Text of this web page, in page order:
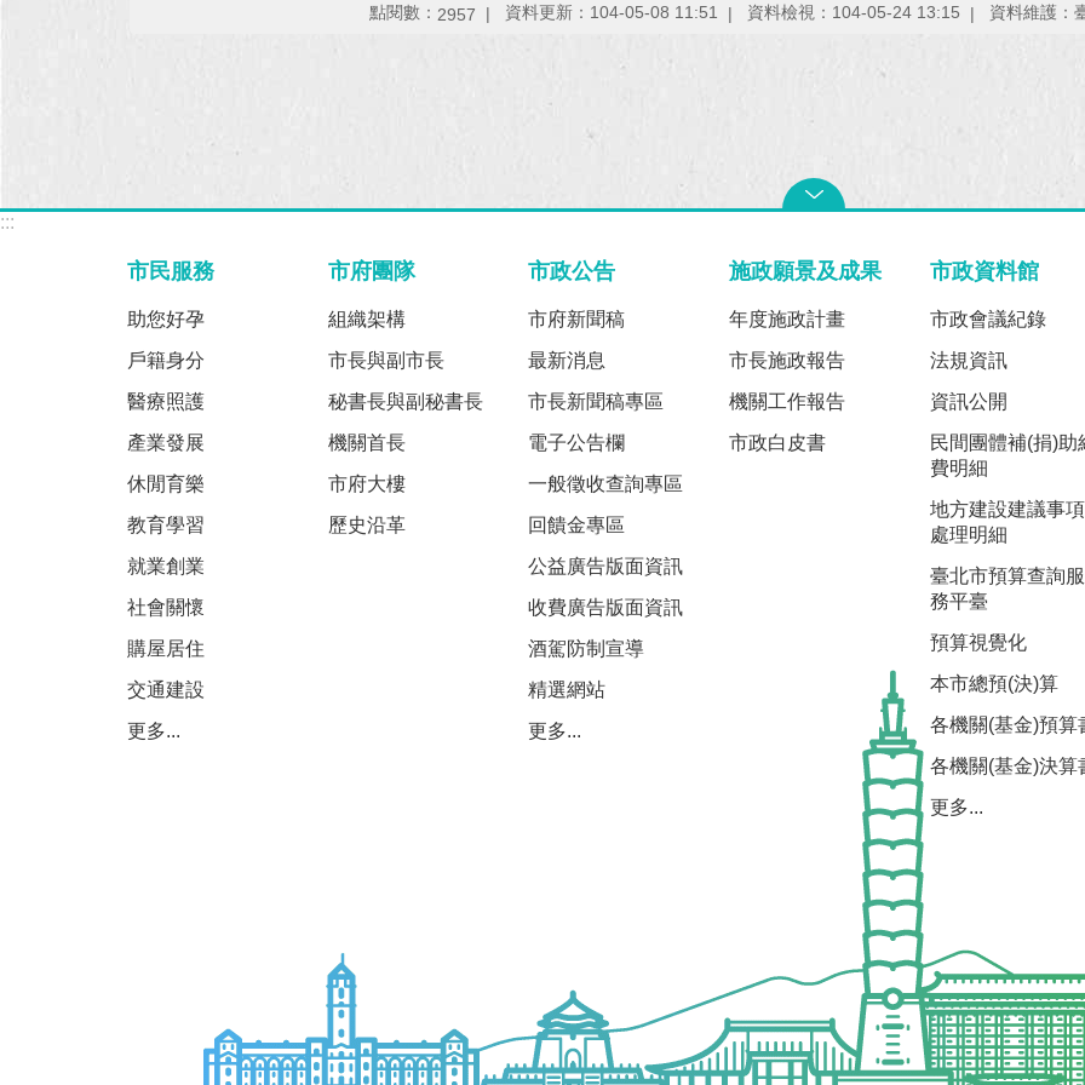
點閱數： 2957 資料更新：104-05-08 11:51 資料檢視：104-05-24 13:15 資料維護：
:::
市民服務
助您好孕
戶籍身分
醫療照護
產業發展
休閒育樂
教育學習
就業創業
社會關懷
購屋居住
交通建設
更多...
市府團隊
組織架構
市長與副市長
秘書長與副秘書長
機關首長
市府大樓
歷史沿革
市政公告
市府新聞稿
最新消息
市長新聞稿專區
電子公告欄
一般徵收查詢專區
回饋金專區
公益廣告版面資訊
收費廣告版面資訊
酒駕防制宣導
精選網站
更多...
施政願景及成果
年度施政計畫
市長施政報告
機關工作報告
市政白皮書
市政資料館
市政會議紀錄
法規資訊
資訊公開
民間團體補(捐)助
費明細
地方建設建議事項
處理明細
臺北市預算查詢服
務平臺
預算視覺化
本市總預(決)算
各機關(基金)預算
各機關(基金)決算
更多...